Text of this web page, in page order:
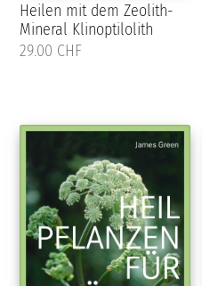
Heilen mit dem Zeolith-
Mineral Klinoptilolith
29.00 CHF